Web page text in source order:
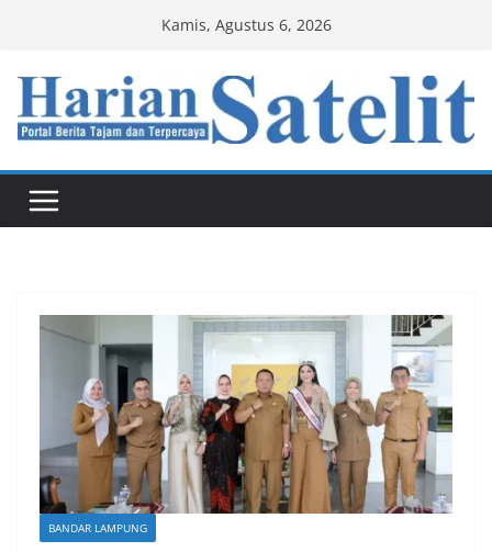
content
Kamis, Agustus 6, 2026
BANDAR LAMPUNG